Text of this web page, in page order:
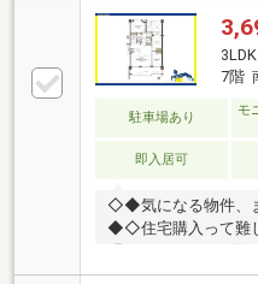
7階
駐車場あり
モ
即入居可
◇◆気になる物件、
◆◇住宅購入って難
明いたします！お住
ご相談ください！お